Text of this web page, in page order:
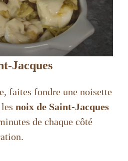
Jacques
faites fondre une noisette
noix de Saint-Jacques
de chaque côté